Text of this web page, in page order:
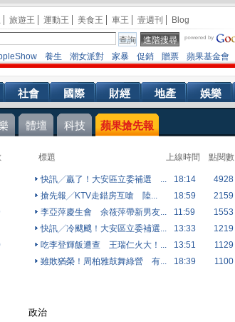
旅遊王 運動王 美食王 車王 壹週刊 Blog
養生 潮女派對 家暴 促銷 贈票 蘋果基金會
社會 國際 財經 地產 娛樂
體壇 科技 蘋果搶先報
標題 上線時間 點閱數
快訊╱贏了！大安區立委補選 ... 18:14
4928
搶先報╱KTV走錯房互嗆 陸...
18:59
2159
李亞萍慶生會 余筱萍帶新男友...
11:59
1553
快訊╱冷颼颼！大安區立委補選...
13:33
1219
吃李登輝飯遭查 王瑞仁火大！...
13:51
1129
雖敗猶榮！周柏雅鼓舞綠營 有...
18:39 1100
政治